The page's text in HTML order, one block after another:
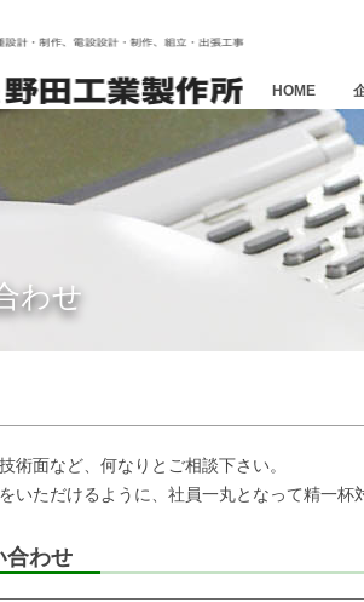
HOME
わせ
術面など、何なりとご相談下さい。
いただけるように、社員一丸となって精一杯
合わせ